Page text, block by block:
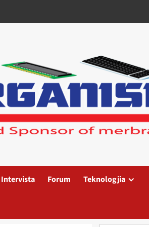
Intervista Forum Teknologjia